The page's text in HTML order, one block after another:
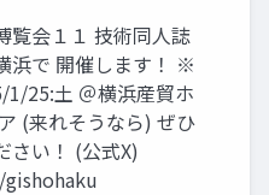
覧会１１ 技術同人誌
浜で 開催します！ ※
1/25:土 ＠横浜産貿ホ
(来れそうなら) ぜひ
さい！ (公式X)